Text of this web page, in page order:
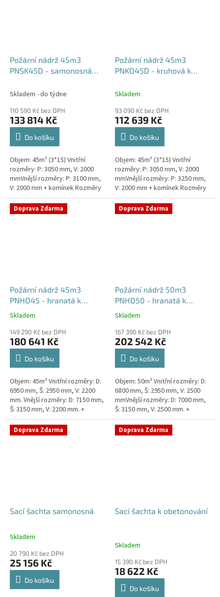
Požární nádrž 45m3
PNSK45D - samonosná
Skladem - do týdne
110 590 Kč bez DPH
133 814 Kč
Do košíku
Objem: 45m³ (3*15) Vnitřní
rozměry: P: 3050 mm, V: 2000
mmVnější rozměry: P: 3100 mm,
V: 2000 mm + komínek Rozměry
nádrže možno jakkoliv upravit -
vyrobíme nádrž na...
Požární nádrž 45m3
PNKO45D - kruhová k
Skladem
93 090 Kč bez DPH
112 639 Kč
Do košíku
Objem: 45m³ (3*15) Vnitřní
rozměry: P: 3050 mm, V: 2000
mmVnější rozměry: P: 3250 mm,
V: 2000 mm + komínek Rozměry
nádrže možno jakkoliv upravit -
vyrobíme nádrž na...
Doprava Zdarma
Požární nádrž 45m3
PNHO45 - hranatá k
obetonování
Průměrné
produktu
je
5,0
hvězdiček.
Skladem
149 290 Kč bez DPH
180 641 Kč
Do košíku
Objem: 45m³ Vnitřní rozměry: D:
6950 mm, Š: 2950 mm, V: 2200
mm. Vnější rozměry: D: 7150 mm,
Š: 3150 mm, V: 2200 mm. +
komínek Běžná doba dodání 2-3
týdny od objednávky....
Doprava Zdarma
Požární nádrž 50m3
PNHO50 - hranatá k
obetonování
Průměrné
produktu
je
5,0
hvězdiček.
Skladem
167 390 Kč bez DPH
202 542 Kč
Do košíku
Objem: 50m³ Vnitřní rozměry: D:
6800 mm, Š: 2950 mm, V: 2500
mmVnější rozměry: D: 7000 mm,
Š: 3150 mm, V: 2500 mm. +
komínek Běžná doba dodání 2-3
týdny od objednávky. Rozměry...
Doprava Zdarma
Sací šachta samonosná
Průměrné
produktu
je
5,0
Skladem
20 790 Kč bez DPH
25 156 Kč
Do košíku
Doprava Zdarma
Sací šachta k obetonování
Skladem
15 390 Kč bez DPH
18 622 Kč
Do košíku